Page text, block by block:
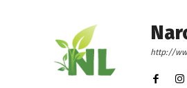
http://